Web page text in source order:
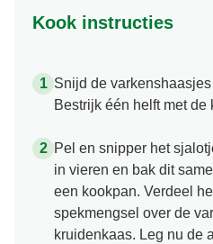
Kook instructies
Snijd de
Bestrijk één helft met de
Pel en snipper het
in vieren en bak dit
een kookpan. Verdeel
spekmengsel over de
kruidenkaas. Leg nu de